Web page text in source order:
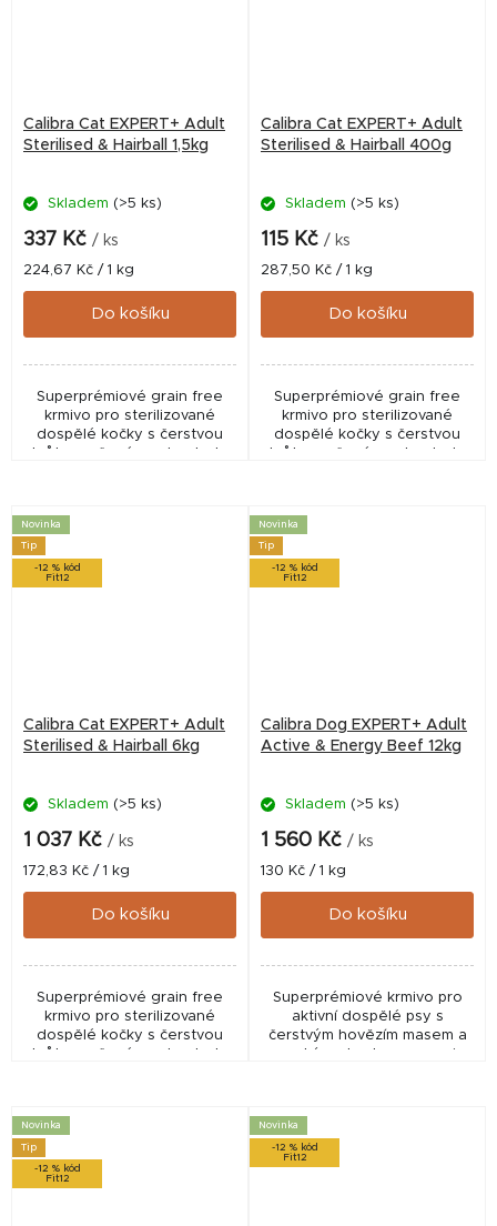
Calibra Cat EXPERT+ Adult
Sterilised & Hairball 1,5kg
Skladem (>5 ks)
337 Kč / ks
Měrná
cena:
224,67 Kč / 1 kg
Do košíku
Superprémiové grain free
krmivo pro sterilizované
dospělé kočky s čerstvou
krůtou určené pro kontrolu
Calibra Cat EXPERT+ Adult
Sterilised & Hairball 400g
Skladem (>5 ks)
115 Kč / ks
Měrná
cena:
287,50 Kč / 1 kg
Do košíku
Superprémiové grain free
krmivo pro sterilizované
dospělé kočky s čerstvou
krůtou určené pro kontrolu
Novinka
Tip
-12 % kód
Fit12
Calibra Cat EXPERT+ Adult
Sterilised & Hairball 6kg
Skladem (>5 ks)
1 037 Kč / ks
Měrná
cena:
172,83 Kč / 1 kg
Do košíku
Superprémiové grain free
krmivo pro sterilizované
dospělé kočky s čerstvou
Novinka
Tip
-12 % kód
Fit12
Calibra Dog EXPERT+ Adult
Active & Energy Beef 12kg
Skladem (>5 ks)
1 560 Kč / ks
Měrná
cena:
130 Kč / 1 kg
Do košíku
Superprémiové krmivo pro
aktivní dospělé psy s
čerstvým hovězím masem a
Novinka
Tip
-12 % kód
Fit12
Novinka
-12 % kód
Fit12